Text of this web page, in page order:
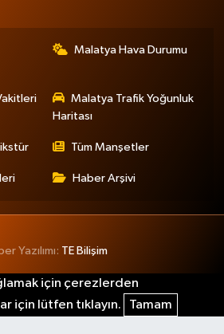
Malatya Hava Durumu
Malatya Trafik Yoğunluk
Haritası
Tüm Manşetler
Haber Arşivi
Yazılımı: TE Bilişim
için çerezlerden
için lütfen tıklayın.
Tamam